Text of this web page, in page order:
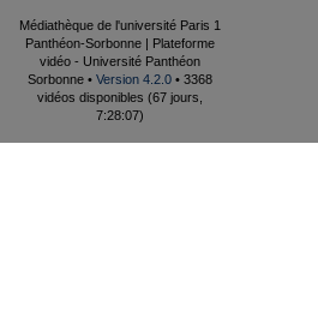
Médiathèque de l'université Paris 1
Panthéon-Sorbonne | Plateforme
vidéo - Université Panthéon
Sorbonne • Version 4.2.0 • 3368
vidéos disponibles (67 jours,
7:28:07)